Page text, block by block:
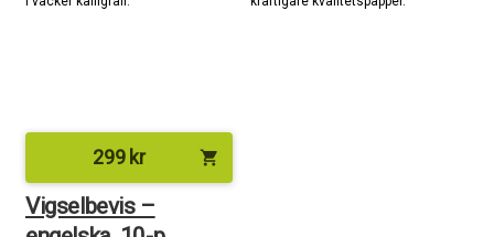
299kr shopping_cart
Vigselbevis –